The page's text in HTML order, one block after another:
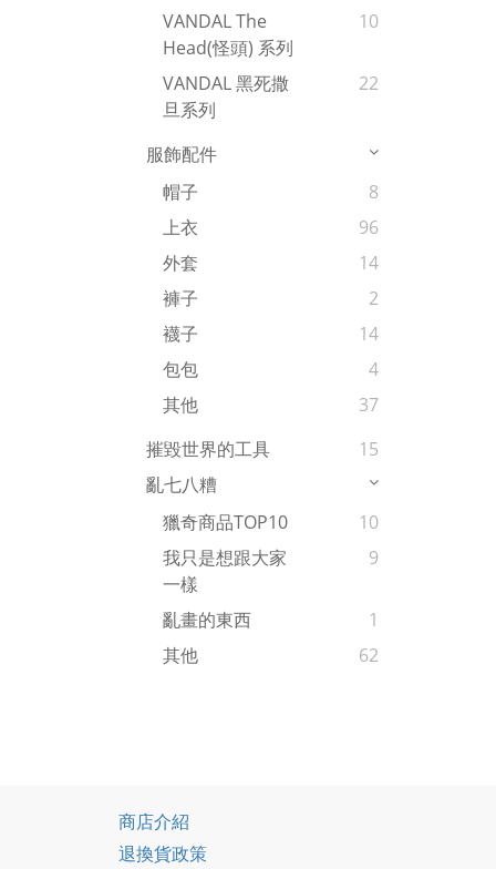
VANDAL The
Head(怪頭) 系列
10
VANDAL 黑死撒
旦系列
22
服飾配件
帽子
8
上衣
96
外套
14
褲子
2
襪子
14
包包
4
其他
37
摧毀世界的工具
15
亂七八糟
獵奇商品TOP10
10
我只是想跟大家
一樣
9
亂畫的東西
1
其他
62
商店介紹
退換貨政策